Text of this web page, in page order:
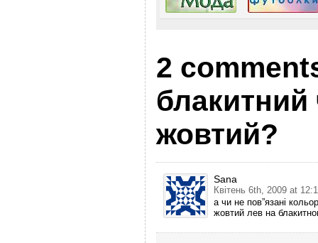
2
жовтий?
Sana
Квітень 6th, 2009 at
а чи не пов”язані
жовтий лев на